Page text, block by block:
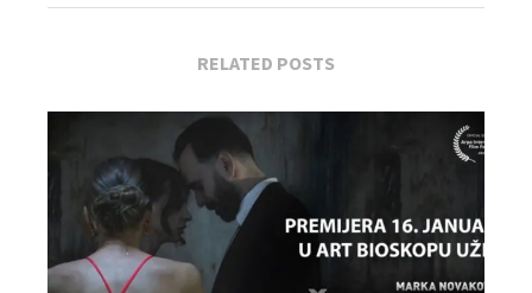
RELATED POSTS